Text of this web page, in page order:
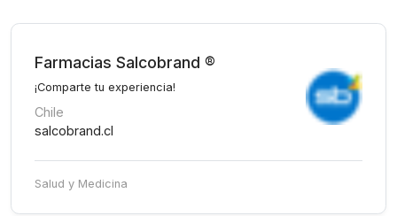
Farmacias Salcobrand ®
¡Comparte tu experiencia!
Chile
salcobrand.cl
Salud y Medicina